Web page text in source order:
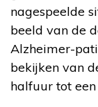
nagespeelde
beeld van de
Alzheimer-
bekijken van
halfuur tot